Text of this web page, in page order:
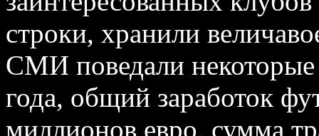
строки, хранили
СМИ поведали некоторые
года, общий заработок
миллионов евро, сумма